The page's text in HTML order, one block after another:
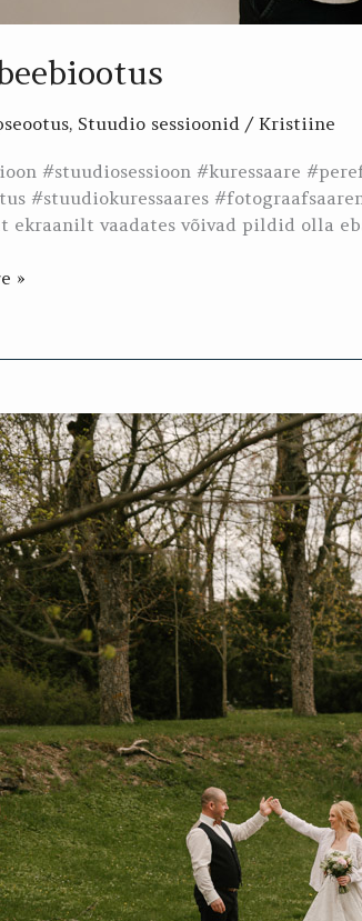
, Stuudio sessioonid / Kristiine
#stuudiosessioon #kuressaare
#stuudiokuressaares
ekraanilt vaadates võivad pildid olla
»